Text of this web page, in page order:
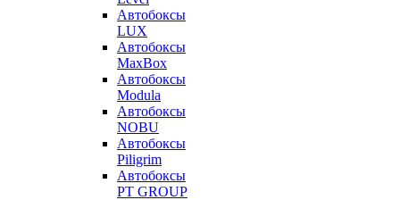
Автобоксы
LUX
Автобоксы
MaxBox
Автобоксы
Modula
Автобоксы
NOBU
Автобоксы
Piligrim
Автобоксы
PT GROUP